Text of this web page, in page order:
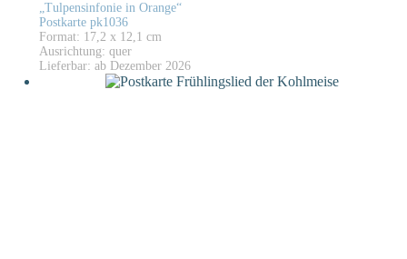
„Tulpensinfonie in Orange“
Postkarte pk1036
Format: 17,2 x 12,1 cm
Ausrichtung: quer
Lieferbar: ab Dezember 2026